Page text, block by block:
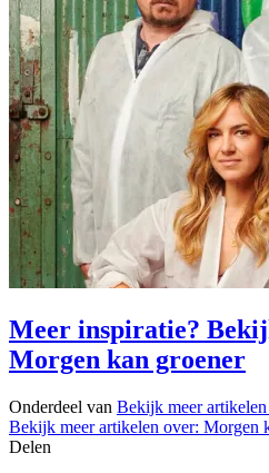
Meer inspiratie?
Morgen kan groener
Onderdeel van Bekijk meer
Bekijk meer artikelen over: Morgen
Delen